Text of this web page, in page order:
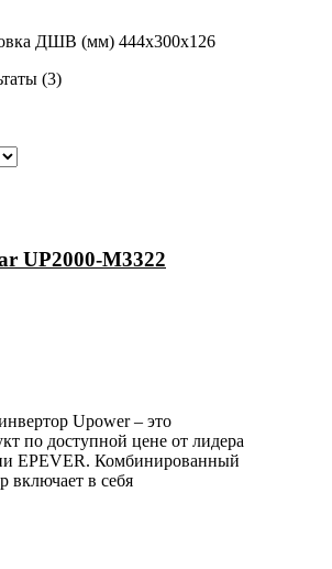
ДШВ (мм) 444x300x126
(3)
UP2000-M3322
Upower – это
по доступной цене от лидера
EPEVER. Комбинированный
включает в себя